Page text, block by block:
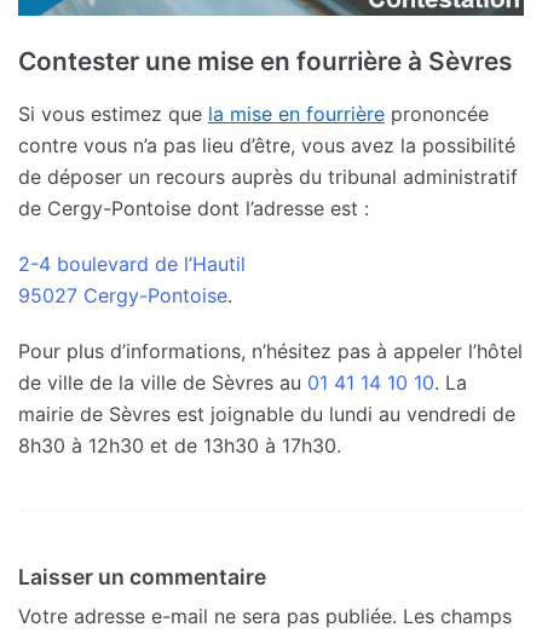
Contester une mise en fourrière à Sèvres
Si vous estimez que la mise en fourrière prononcée
contre vous n’a pas lieu d’être, vous avez la possibilité
de déposer un recours auprès du tribunal administratif
de Cergy-Pontoise dont l’adresse est :
2-4 boulevard de l’Hautil
95027 Cergy-Pontoise.
Pour plus d’informations, n’hésitez pas à appeler l’hôtel
de ville de la ville de Sèvres au 01 41 14 10 10. La
mairie de Sèvres est joignable du lundi au vendredi de
8h30 à 12h30 et de 13h30 à 17h30.
Laisser un commentaire
Votre adresse e-mail ne sera pas publiée. Les champs